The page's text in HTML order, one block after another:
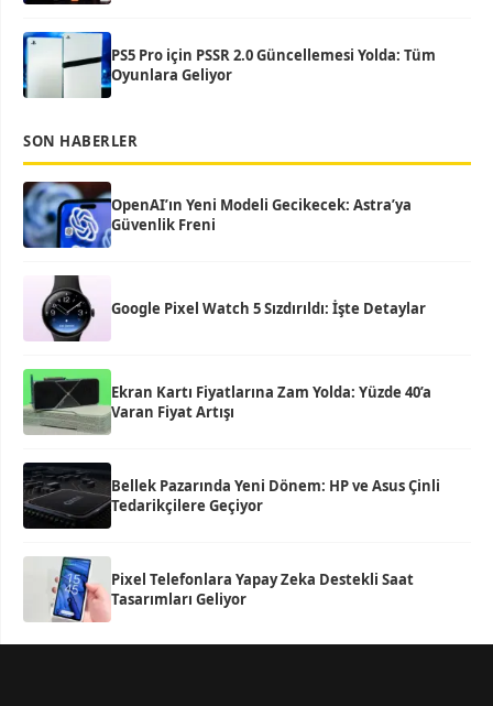
PS5 Pro için PSSR 2.0 Güncellemesi Yolda: Tüm
Oyunlara Geliyor
SON HABERLER
OpenAI’ın Yeni Modeli Gecikecek: Astra’ya
Güvenlik Freni
Google Pixel Watch 5 Sızdırıldı: İşte Detaylar
Ekran Kartı Fiyatlarına Zam Yolda: Yüzde 40’a
Varan Fiyat Artışı
Bellek Pazarında Yeni Dönem: HP ve Asus Çinli
Tedarikçilere Geçiyor
Pixel Telefonlara Yapay Zeka Destekli Saat
Tasarımları Geliyor